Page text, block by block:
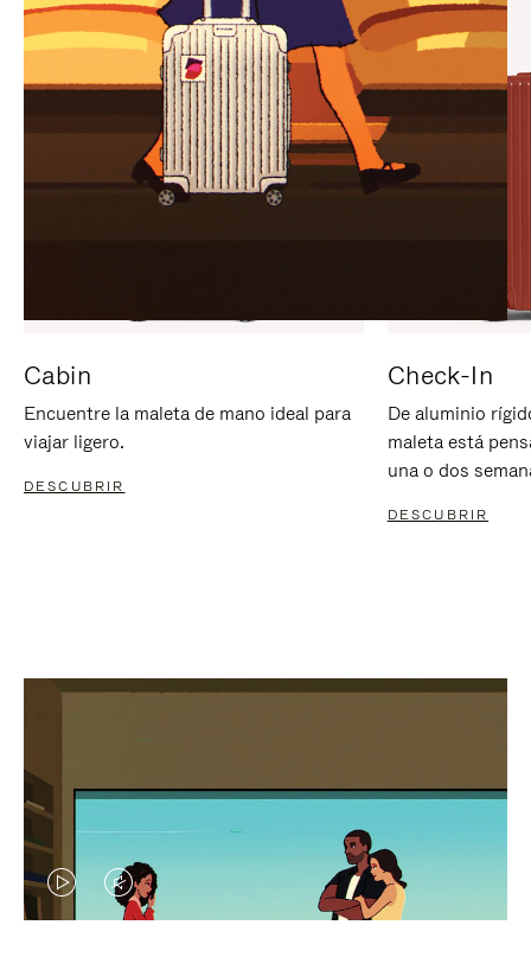
ACTIVARLO.
Cabin
Encuentre la maleta de mano ideal para
viajar ligero.
DESCUBRIR
Check-In
De aluminio
maleta está
una o dos
DESCUBRIR
EL
EL